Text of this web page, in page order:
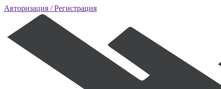
Авторизация / Регистрация